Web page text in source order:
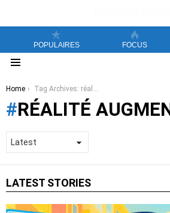
POPULAIRES FOCUS
You are here:
Home Tag Archives: réalité augmentée
RÉALITÉ
LATEST STORIES